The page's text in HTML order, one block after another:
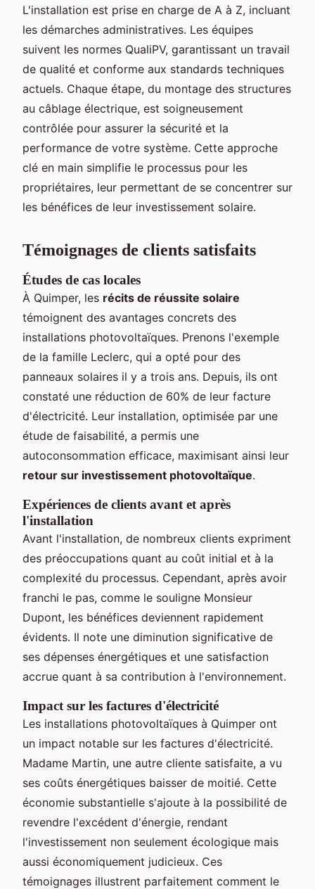
L'installation est prise en charge de A à Z, incluant
les démarches administratives. Les équipes
suivent les normes QualiPV, garantissant un travail
de qualité et conforme aux standards techniques
actuels. Chaque étape, du montage des structures
au câblage électrique, est soigneusement
contrôlée pour assurer la sécurité et la
performance de votre système. Cette approche
clé en main simplifie le processus pour les
propriétaires, leur permettant de se concentrer sur
les bénéfices de leur investissement solaire.
Témoignages de clients satisfaits
Études de cas locales
À Quimper, les récits de réussite solaire
témoignent des avantages concrets des
installations photovoltaïques. Prenons l'exemple
de la famille Leclerc, qui a opté pour des
panneaux solaires il y a trois ans. Depuis, ils ont
constaté une réduction de 60% de leur facture
d'électricité. Leur installation, optimisée par une
étude de faisabilité, a permis une
autoconsommation efficace, maximisant ainsi leur
retour sur investissement photovoltaïque.
Expériences de clients avant et après
l'installation
Avant l'installation, de nombreux clients expriment
des préoccupations quant au coût initial et à la
complexité du processus. Cependant, après avoir
franchi le pas, comme le souligne Monsieur
Dupont, les bénéfices deviennent rapidement
évidents. Il note une diminution significative de
ses dépenses énergétiques et une satisfaction
accrue quant à sa contribution à l'environnement.
Impact sur les factures d'électricité
Les installations photovoltaïques à Quimper ont
un impact notable sur les factures d'électricité.
Madame Martin, une autre cliente satisfaite, a vu
ses coûts énergétiques baisser de moitié. Cette
économie substantielle s'ajoute à la possibilité de
revendre l'excédent d'énergie, rendant
l'investissement non seulement écologique mais
aussi économiquement judicieux. Ces
témoignages illustrent parfaitement comment le